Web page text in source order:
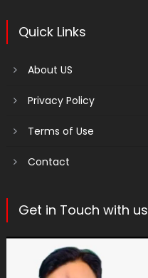
Quick Links
About US
Privacy Policy
Terms of Use
Contact
Get in Touch with us